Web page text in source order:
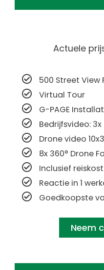
Actuele
500 Street View
Virtual Tour
G-PAGE
Bedrijfsvideo:
Drone video
8x 360° Drone
Inclusief
Reactie in 1
Goedkoopste
Neem